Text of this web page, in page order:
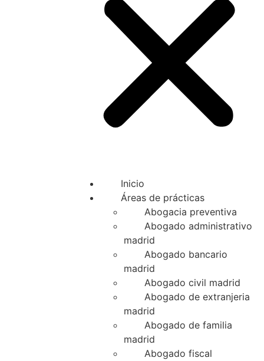
Inicio
Áreas de prácticas
Abogacia preventiva
Abogado administrativo
madrid
Abogado bancario
madrid
Abogado civil madrid
Abogado de extranjeria
madrid
Abogado de familia
madrid
Abogado fiscal